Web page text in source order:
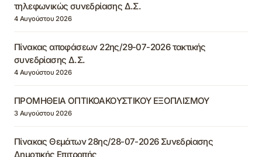
τηλεφωνικώς συνεδρίασης Δ.Σ.
4 Αυγούστου 2026
Πίνακας αποφάσεων 22ης/29-07-2026 τακτικής
συνεδρίασης Δ.Σ.
4 Αυγούστου 2026
ΠΡΟΜΗΘΕΙΑ ΟΠΤΙΚΟΑΚΟΥΣΤΙΚΟΥ ΕΞΟΠΛΙΣΜΟΥ
3 Αυγούστου 2026
Πίνακας Θεμάτων 28ης/28-07-2026 Συνεδρίασης
Δημοτικής Επιτροπής